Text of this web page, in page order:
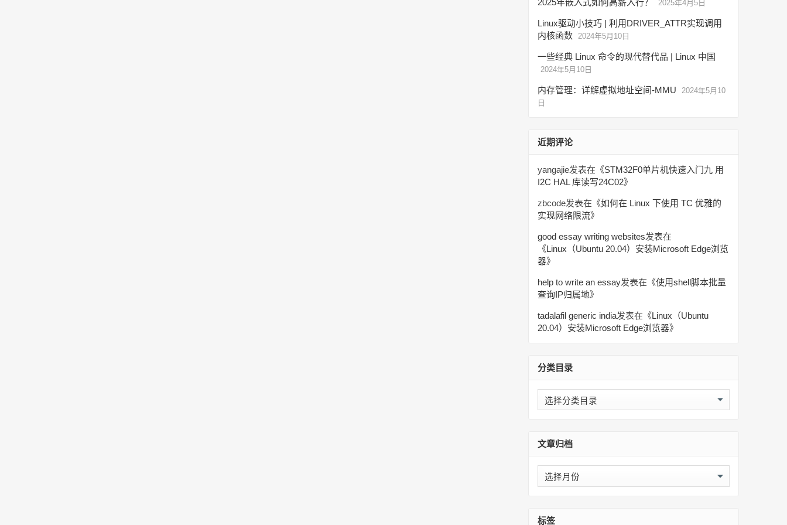
2025年嵌入式如何高薪入行？ 2025年4月5日
Linux驱动小技巧 | 利用DRIVER_ATTR实现调用
内核函数 2024年5月10日
一些经典 Linux 命令的现代替代品 | Linux 中国
2024年5月10日
内存管理：详解虚拟地址空间-MMU
2024年5月10
日
近期评论
yangajie发表在《STM32F0单片机快速入门九 用
I2C HAL 库读写24C02》
zbcode发表在《如何在 Linux 下使用 TC 优雅的
实现网络限流》
good essay writing websites发表在
《Linux（Ubuntu 20.04）安装Microsoft Edge浏览
器》
help to write an essay发表在《使用shell脚本批量
查询IP归属地》
tadalafil generic india发表在《Linux（Ubuntu
20.04）安装Microsoft Edge浏览器》
分类目录
分
类
文章归档
文
章
标签